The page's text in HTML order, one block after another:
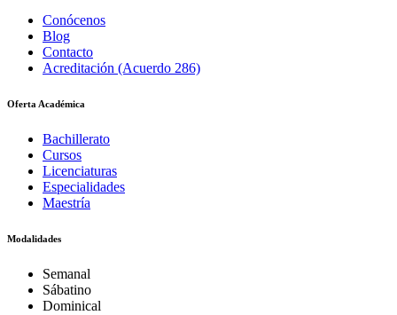
Conócenos
Blog
Contacto
Acreditación (Acuerdo 286)
Oferta Académica
Bachillerato
Cursos
Licenciaturas
Especialidades
Maestría
Modalidades
Semanal
Sábatino
Dominical